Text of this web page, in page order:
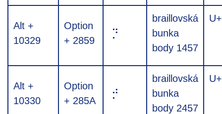
Alt +
10329
Option
+ 2859
⡙
braillovská
bunka
body 1457
Alt +
10330
Option
+ 285A
⡚
braillovská
bunka
body 2457